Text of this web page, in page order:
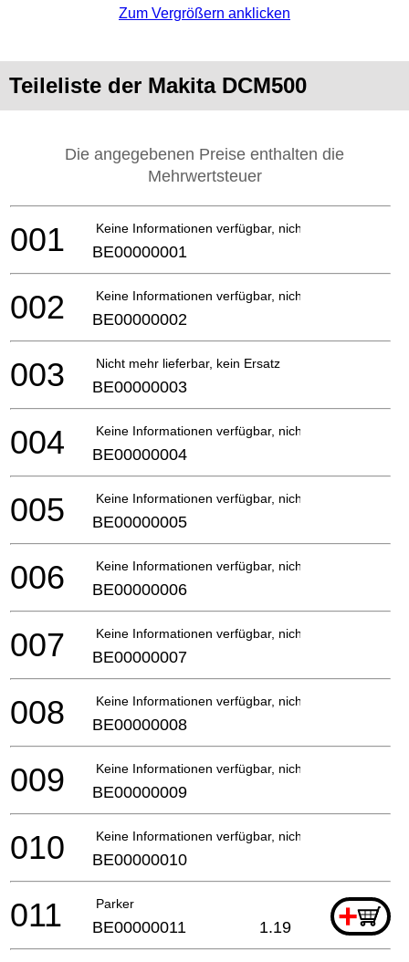
Zum Vergrößern anklicken
Teileliste der Makita DCM500
Die angegebenen Preise enthalten die
Mehrwertsteuer
Keine Informationen verfügbar, nicht bestellbar
001 BE00000001
Keine Informationen verfügbar, nicht bestellbar
002 BE00000002
Nicht mehr lieferbar, kein Ersatz
003 BE00000003
Keine Informationen verfügbar, nicht bestellbar
004 BE00000004
Keine Informationen verfügbar, nicht bestellbar
005 BE00000005
Keine Informationen verfügbar, nicht bestellbar
006 BE00000006
Keine Informationen verfügbar, nicht bestellbar
007 BE00000007
Keine Informationen verfügbar, nicht bestellbar
008 BE00000008
Keine Informationen verfügbar, nicht bestellbar
009 BE00000009
Keine Informationen verfügbar, nicht bestellbar
010 BE00000010
Parker +
011 BE00000011 1.19